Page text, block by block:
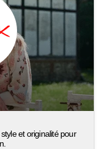
et originalité pour